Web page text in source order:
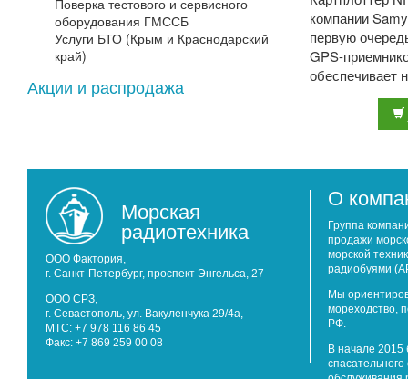
Поверка тестового и сервисного
оборудования ГМССБ
Услуги БТО (Крым и Краснодарский
край)
Акции и распродажа
компании
первую
GPS-
обеспечивает
точность
картплоттер ...
Морская
радиотехника
ООО Фактория,
г. Санкт-Петербург, проспект Энгельса, 27
ООО СРЗ,
г. Севастополь, ул. Вакуленчука 29/4а,
МТС: +7 978 116 86 45
Факс: +7 869 259 00 08
О
Группа
продажи
морской
радиобуями
Мы
мореходство,
РФ.
В начале 2015